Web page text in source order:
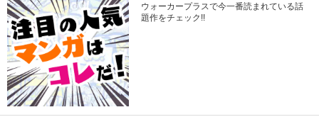
ウォーカープラスで今一番読まれている話
題作をチェック!!